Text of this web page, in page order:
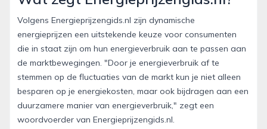
Volgens Energieprijzengids.nl zijn dynamische
energieprijzen een uitstekende keuze voor consumenten
die in staat zijn om hun energieverbruik aan te passen aan
de marktbewegingen. "Door je energieverbruik af te
stemmen op de fluctuaties van de markt kun je niet alleen
besparen op je energiekosten, maar ook bijdragen aan een
duurzamere manier van energieverbruik," zegt een
woordvoerder van Energieprijzengids.nl.